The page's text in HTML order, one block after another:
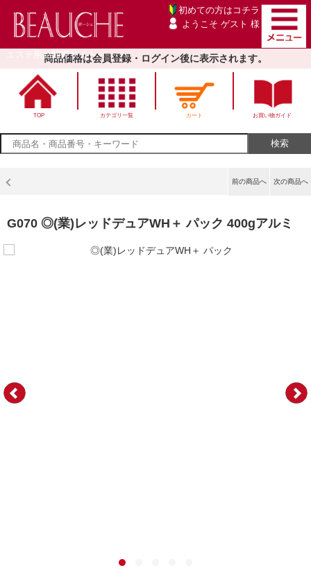
エステ用品卸売サイト
初めての方は コチラ
ようこそ ゲスト 様
商品価格は会員登録・ログイン後に表示されます。
TOP カテゴリ一覧 カート お買い物ガイド
次の商品へ
前の商品へ
G070 ◎(業)レッドデュアWH＋ パック 400gアルミ